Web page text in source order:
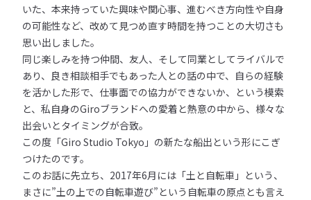
いた、本来持っていた興味や関心事、進むべき方向性や自身
の可能性など、改めて見つめ直す時間を持つことの大切さも
思い出しました。
同じ楽しみを持つ仲間、友人、そして同業としてライバルで
あり、良き相談相手でもあった人との話の中で、自らの経験
を活かした形で、仕事面での協力ができないか、という模索
と、私自身のGiroブランドへの愛着と熱意の中から、様々な
出会いとタイミングが合致。
この度「Giro Studio Tokyo」の新たな船出という形にこぎ
つけたのです。
このお話に先立ち、2017年6月には「土と自転車」という、
まさに”土の上での自転車遊び”という自転車の原点とも言え